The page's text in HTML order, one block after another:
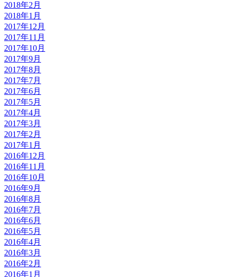
2018年2月
2018年1月
2017年12月
2017年11月
2017年10月
2017年9月
2017年8月
2017年7月
2017年6月
2017年5月
2017年4月
2017年3月
2017年2月
2017年1月
2016年12月
2016年11月
2016年10月
2016年9月
2016年8月
2016年7月
2016年6月
2016年5月
2016年4月
2016年3月
2016年2月
2016年1月